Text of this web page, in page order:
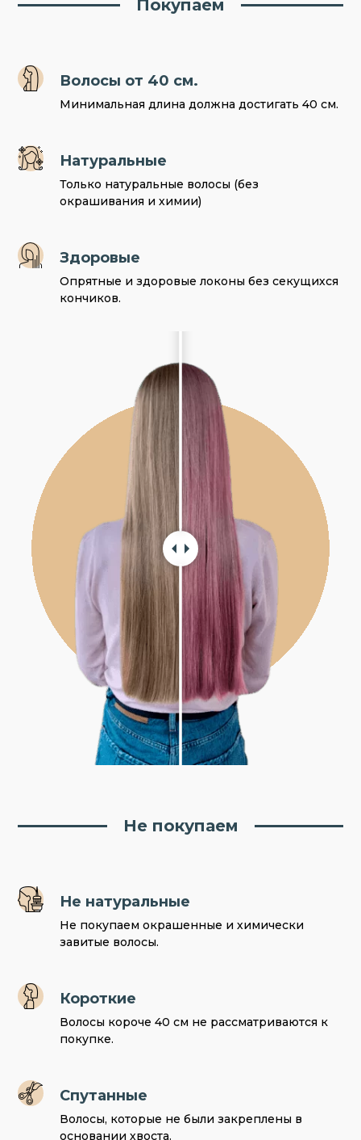
Покупаем
Волосы от 40 см.
Минимальная длина должна достигать 40 см.
Натуральные
Только натуральные волосы (без
окрашивания и химии)
Здоровые
Опрятные и здоровые локоны без секущихся
кончиков.
Не покупаем
Не натуральные
Не покупаем окрашенные и химически
завитые волосы.
Короткие
Волосы короче 40 см не рассматриваются к
покупке.
Спутанные
Волосы, которые не были закреплены в
основании хвоста.